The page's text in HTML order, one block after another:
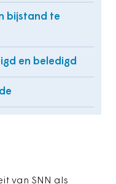
bijstand te
en beledigd
van SNN als